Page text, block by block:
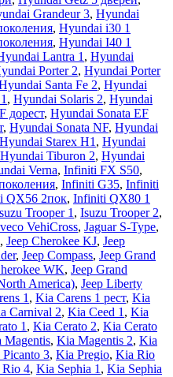
Grandeur 3, Hyundai
, Hyundai i30 1
, Hyundai I40 1
Lantra 1 , Hyundai
Porter 2, Hyundai Porter
Santa Fe 2, Hyundai
, Hyundai Solaris 2, Hyundai
дорест, Hyundai Sonata EF
, Hyundai Sonata NF, Hyundai
Hyundai Starex H1 , Hyundai
Hyundai Tiburon 2, Hyundai
Verna, Infiniti FX S50,
, Infiniti G35, Infiniti
QX56 2пок, Infiniti QX80 1
Trooper 1 , Isuzu Trooper 2,
VehiCross, Jaguar S-Type,
, Jeep Cherokee KJ, Jeep
, Jeep Compass, Jeep Grand
WK, Jeep Grand
America), Jeep Liberty
1 , Kia Carens 1 рест, Kia
Carnival 2, Kia Ceed 1 , Kia
1 , Kia Cerato 2, Kia Cerato
Magentis, Kia Magentis 2, Kia
3, Kia Pregio, Kia Rio
4, Kia Sephia 1 , Kia Sephia